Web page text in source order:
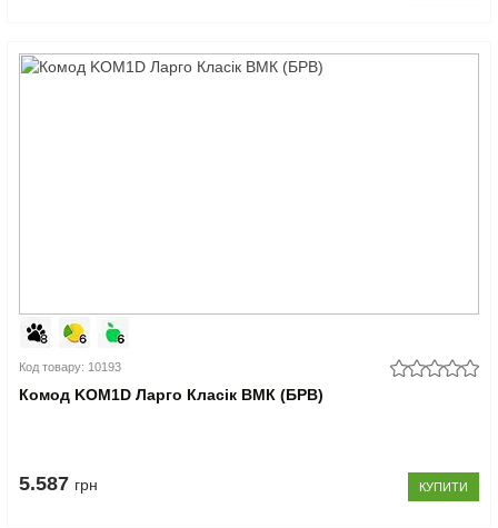
Код товару: 10193
Комод KOM1D Ларго Класік ВМК (БРВ)
5.587 грн КУПИТИ